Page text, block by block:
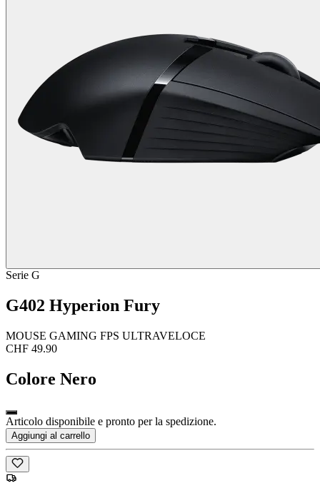
Serie G
G402 Hyperion Fury
MOUSE GAMING FPS ULTRAVELOCE
CHF 49.90
Colore Nero
Articolo disponibile e pronto per la spedizione.
Aggiungi al carrello